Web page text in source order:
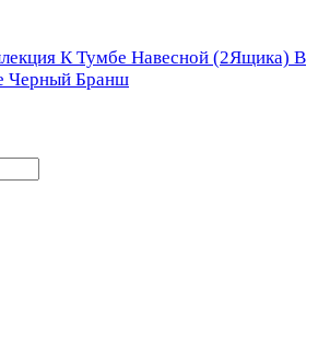
К Тумбе Навесной (2Ящика) В
Черный Бранш